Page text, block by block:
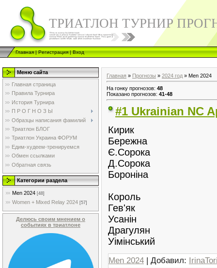
ТРИАТЛОН ТУРНИР
Главная|Регистрация|Вход
Меню сайта
Главная страница
Правила Турнира
История Турнира
П Р О Г Н О З Ы
Образцы написания фамилий
Триатлон БЛОГ
Триатлон Украина ФОРУМ
Едим-худеем-тренируемся
Обмен ссылками
Обратная связь
Категории раздела
Men 2024 [48]
Women + Mixed Relay 2024 [57]
Делюсь своим мнением о
событиях в триатлоне
Главная » Прогнозы » 2024 год » Men 2024
На гонку прогнозов: 48
Показано прогнозов: 41-48
#1 Ukrainian NC
Кирик
Бережна
Є.Сорока
Д.Сорока
Бороніна
Король
Гев'як
Усанін
Драгулян
Уімінський
Men 2024 | Добавил: